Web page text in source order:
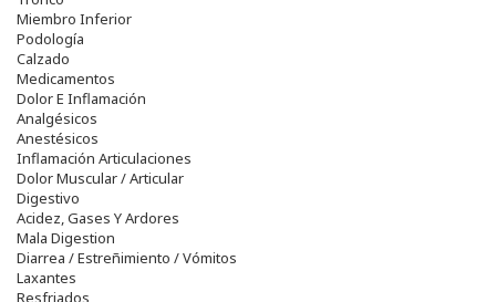
Miembro Inferior
Podología
Calzado
Medicamentos
Dolor E Inflamación
Analgésicos
Anestésicos
Inflamación Articulaciones
Dolor Muscular / Articular
Digestivo
Acidez, Gases Y Ardores
Mala Digestion
Diarrea / Estreñimiento / Vómitos
Laxantes
Resfriados